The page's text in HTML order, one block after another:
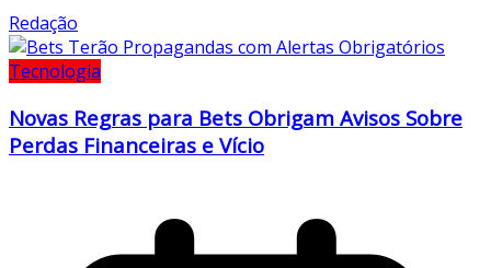
Redação
Tecnologia
Novas Regras para Bets Obrigam Avisos Sobre
Perdas Financeiras e Vício